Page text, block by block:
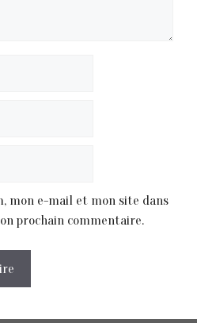
mon e-mail et mon site dans
prochain commentaire.